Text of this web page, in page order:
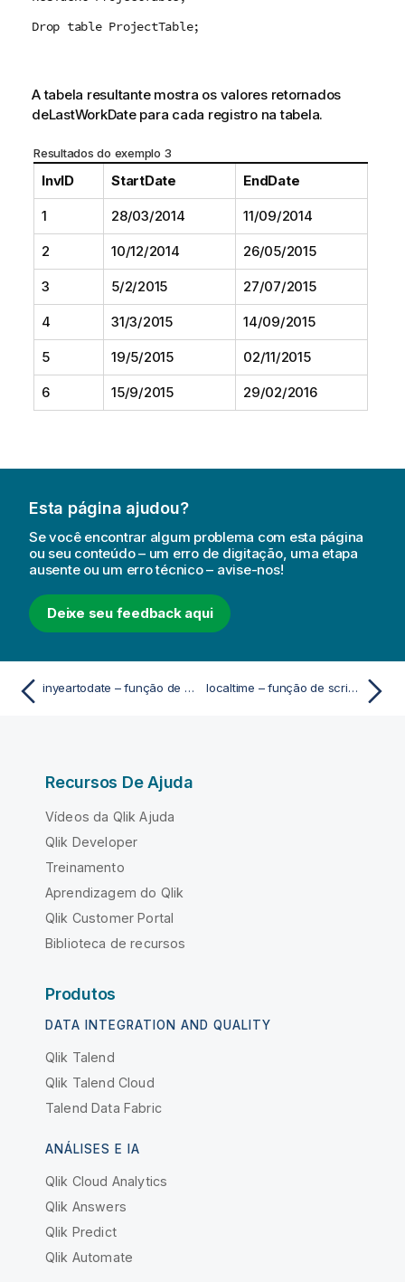
Drop table ProjectTable;
A tabela resultante mostra os valores retornados
deLastWorkDatepara cada registro na tabela.
Resultados do exemplo 3
InvID StartDate EndDate
1 28/03/2014 11/09/2014
2 10/12/2014 26/05/2015
3 5/2/2015 27/07/2015
4 31/3/2015 14/09/2015
5 19/5/2015 02/11/2015
6 15/9/2015 29/02/2016
Esta página ajudou?
Se você encontrar algum problema com esta página
ou seu conteúdo – um erro de digitação, uma etapa
ausente ou um erro técnico – avise-nos!
Deixe seu feedback aqui
inyeartodate – função de script e gráfico localtime – função de script e gráfico
Recursos De Ajuda
Vídeos da Qlik Ajuda
Qlik Developer
Treinamento
Aprendizagem do Qlik
Qlik Customer Portal
Biblioteca de recursos
Produtos
DATA INTEGRATION AND QUALITY
Qlik Talend
Qlik Talend Cloud
Talend Data Fabric
ANÁLISES E IA
Qlik Cloud Analytics
Qlik Answers
Qlik Predict
Qlik Automate